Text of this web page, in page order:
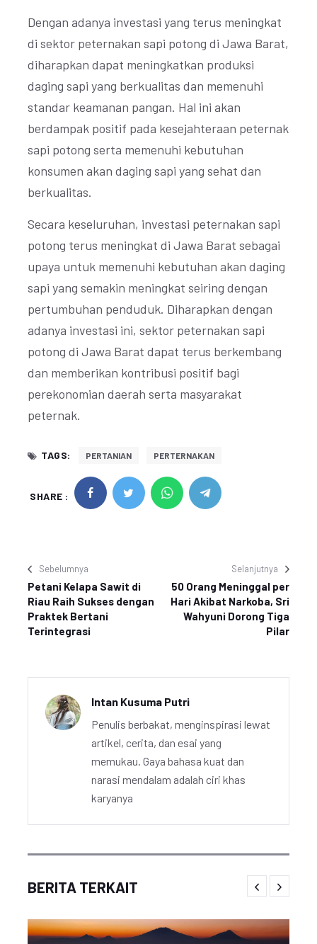
Dengan adanya investasi yang terus meningkat
di sektor peternakan sapi potong di Jawa Barat,
diharapkan dapat meningkatkan produksi
daging sapi yang berkualitas dan memenuhi
standar keamanan pangan. Hal ini akan
berdampak positif pada kesejahteraan peternak
sapi potong serta memenuhi kebutuhan
konsumen akan daging sapi yang sehat dan
berkualitas.
Secara keseluruhan, investasi peternakan sapi
potong terus meningkat di Jawa Barat sebagai
upaya untuk memenuhi kebutuhan akan daging
sapi yang semakin meningkat seiring dengan
pertumbuhan penduduk. Diharapkan dengan
adanya investasi ini, sektor peternakan sapi
potong di Jawa Barat dapat terus berkembang
dan memberikan kontribusi positif bagi
perekonomian daerah serta masyarakat
peternak.
TAGS: PERTANIAN PERTERNAKAN
SHARE :
Sebelumnya
Petani Kelapa Sawit di
Riau Raih Sukses dengan
Praktek Bertani
Terintegrasi
Selanjutnya
50 Orang Meninggal per
Hari Akibat Narkoba, Sri
Wahyuni Dorong Tiga
Pilar
Intan Kusuma Putri
Penulis berbakat, menginspirasi lewat
artikel, cerita, dan esai yang
memukau. Gaya bahasa kuat dan
narasi mendalam adalah ciri khas
karyanya
BERITA TERKAIT